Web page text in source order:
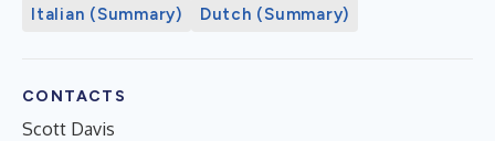
Italian (Summary) Dutch (Summary)
CONTACTS
Scott Davis